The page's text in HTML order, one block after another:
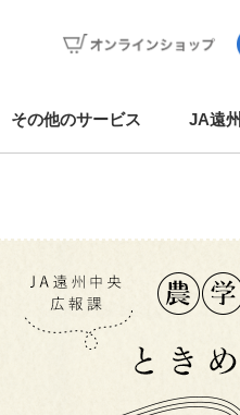
その他のサービス JA遠